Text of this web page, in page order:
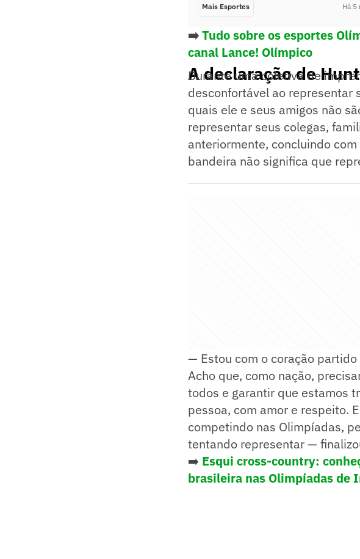
Mais Esportes Há 5
➡️Tudo sobre os esportes
canal Lance! Olímpico
A declaração de
Durante uma coletiva de
desconfortável ao representar
quais ele e seus amigos não
representar seus colegas,
anteriormente, concluindo
bandeira não significa que
— Estou com o coração
Acho que, como nação,
todos e garantir que estamos
pessoa, com amor e respeito.
competindo nas Olimpíadas,
tentando representar —
➡️ Esqui cross-country:
brasileira nas Olimpíadas de